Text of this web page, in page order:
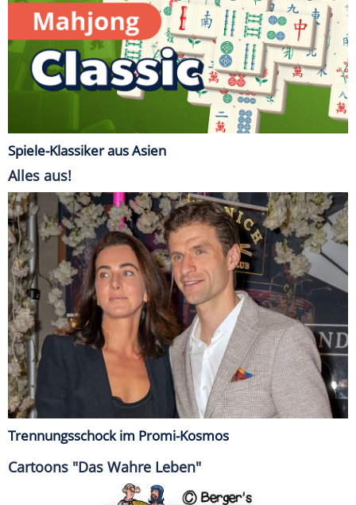
Spiele-Klassiker aus Asien
Alles aus!
Trennungsschock im Promi-Kosmos
Cartoons "Das Wahre Leben"